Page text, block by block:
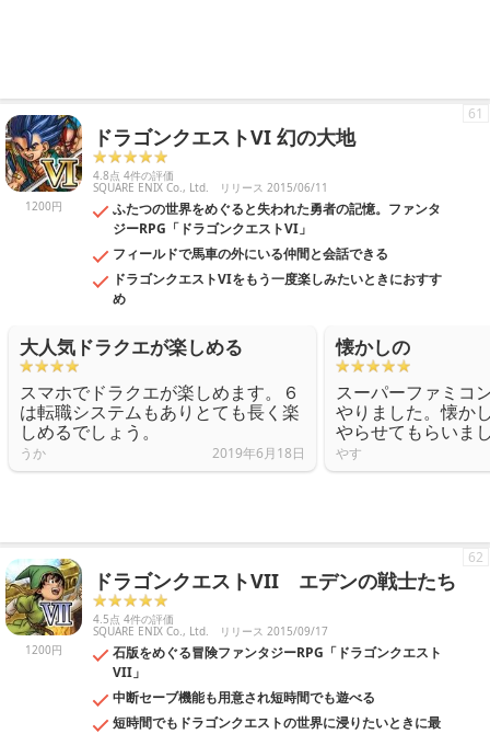
1200円
ドラゴンクエストVI 幻の大地
4.8点 4件の評価
SQUARE ENIX Co., Ltd. リリース 2015/06/11
ふたつの世界をめぐると失われた勇者の記憶。ファンタ
ジーRPG「ドラゴンクエストVI」
フィールドで馬車の外にいる仲間と会話できる
ドラゴンクエストVIをもう一度楽しみたいときにおすす
め
61
大人気ドラクエが楽しめる
スマホでドラクエが楽しめます。６
は転職システムもありとても長く楽
しめるでしょう。
うか 2019年6月18日
懐かしの
スーパーファミコ
やりました。懐か
やらせてもらいま
やす
1200円
ドラゴンクエストVII エデンの戦士たち
4.5点 4件の評価
SQUARE ENIX Co., Ltd. リリース 2015/09/17
石版をめぐる冒険ファンタジーRPG「ドラゴンクエスト
VII」
中断セーブ機能も用意され短時間でも遊べる
短時間でもドラゴンクエストの世界に浸りたいときに最
62